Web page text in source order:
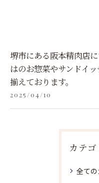
堺市にある阪本精肉店
はのお惣菜やサンドイ
揃えております。
2025/04/10
カテ
全て